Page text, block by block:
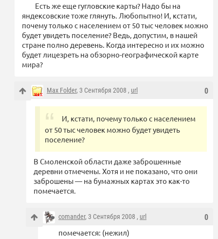
Есть же еще гугловские карты? Надо бы на
яндексовские тоже глянуть. Любопытно! И, кстати,
почему только с населением от 50 тыс человек можно
будет увидеть поселение? Ведь, допустим, в нашей
стране полно деревень. Когда интересно и их можно
будет лицезреть на обзорно-географической карте
мира?
0
Max Folder, 3 Сентября 2008 , url
И, кстати, почему только с населением
от 50 тыс человек можно будет увидеть
поселение?
В Смоленской области даже заброшенные
деревни отмечены. Хотя и не показано, что они
заброшены — на бумажных картах это как-то
помечается.
0
comander, 3 Сентября 2008 , url
помечается: (нежил)